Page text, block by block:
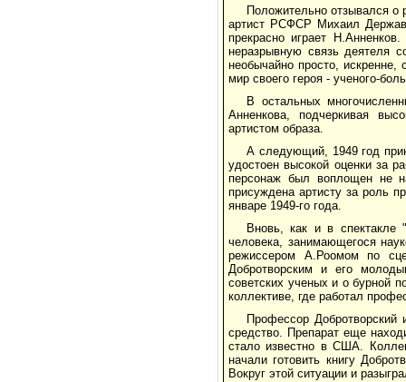
Положительно отзывался о
артист РСФСР Михаил
прекрасно играет
неразрывную связь деятеля
необычайно просто, искренне,
мир своего героя - ученого-
В остальных
Анненкова, подчеркивая
артистом образа.
А следующий, 1949 год
удостоен высокой оценки за
персонаж был воплощен не
присуждена артисту за роль
январе 1949-го года.
Вновь, как и в
человека, занимающегося
режиссером А.Роомом по
Добротворским и его
советских ученых и о бурной
коллективе, где работал
Профессор
средство. Препарат еще
стало известно в США.
начали готовить книгу
Вокруг этой ситуации и